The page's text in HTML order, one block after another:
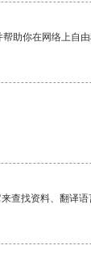
助你在网络上自由
查找资料、翻译语